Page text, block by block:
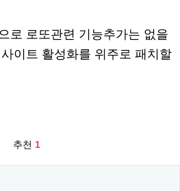
로 로또관련 기능추가는 없을
이트 활성화를 위주로 패치할
추천 1